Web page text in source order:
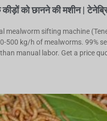
को छानने की मशीन |
mealworm sifting machine
500 kg/h of mealworms. 99%
manual labor. Get a price